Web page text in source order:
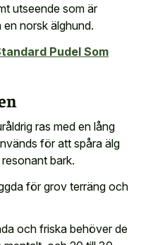
utseende som är
norsk älghund.
Pudel Som
ras med en lång
för att spåra älg
bark.
för grov terräng och
och friska behöver de